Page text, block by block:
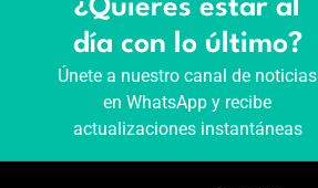
¿Quieres estar al
día con lo último?
Únete a nuestro canal de noticias
en WhatsApp y recibe
actualizaciones instantáneas